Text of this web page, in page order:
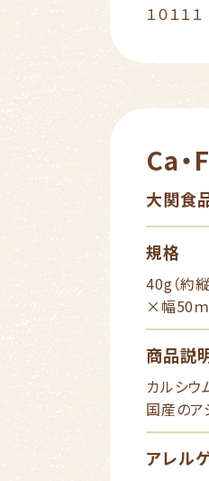
１０１１
Ca
大関食
規格
40g（約
×幅50
商品説
カルシウ
国産のア
アレル